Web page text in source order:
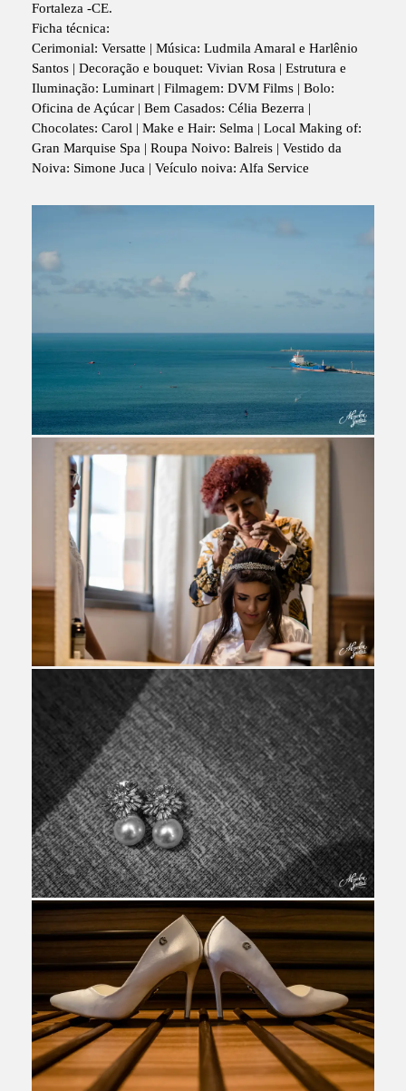
Fortaleza -CE.
Ficha técnica:
Cerimonial: Versatte | Música: Ludmila Amaral e Harlênio
Santos | Decoração e bouquet: Vivian Rosa | Estrutura e
Iluminação: Luminart | Filmagem: DVM Films | Bolo:
Oficina de Açúcar | Bem Casados: Célia Bezerra |
Chocolates: Carol | Make e Hair: Selma | Local Making of:
Gran Marquise Spa | Roupa Noivo: Balreis | Vestido da
Noiva: Simone Juca | Veículo noiva: Alfa Service